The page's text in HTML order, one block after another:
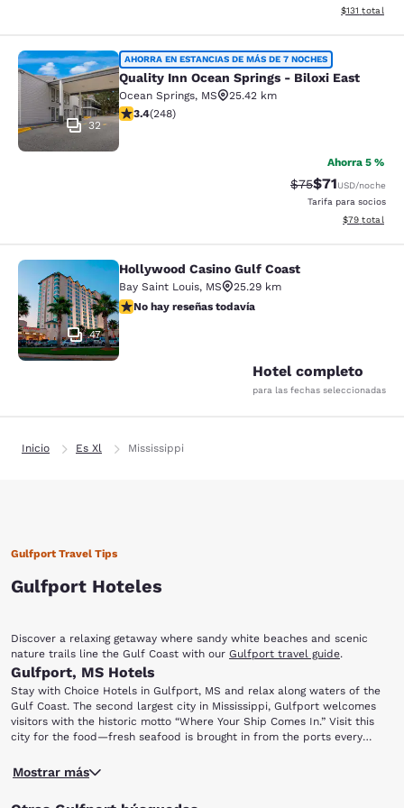
Ver detalles
$131 total
Quality Inn Ocean Springs - Biloxi
32
AHORRA EN ESTANCIAS DE MÁS DE 7 NOCHES
Quality Inn Ocean Springs - Biloxi East
Ocean Springs, MS
25.42 km
calificación de 3.41 estrellas. Bueno. 248 reseñas
3.4(248)
Ahorra 5 %
Precio tachado:
$75Precio con
$71USD/noche
Tarifa para socios
Ver detalles
$79 total
Hollywood Casino Gulf Coast
47
Hollywood Casino Gulf Coast
Bay Saint Louis, MS
25.29 km
No hay reseñas todavía
No hay reseñas todavía
Hotel completo
para las fechas seleccionadas
Inicio Es Xl Mississippi
Gulfport Travel Tips
Gulfport Hoteles
Discover a relaxing getaway where sandy white beaches and scenic
nature trails line the Gulf Coast with our Gulfport travel guide.
Gulfport, MS Hotels
Stay with Choice Hotels in Gulfport, MS and relax along waters of the
Gulf Coast. The second largest city in Mississippi, Gulfport welcomes
visitors with the historic motto “Where Your Ship Comes In.” Visit this
city for the food—fresh seafood is brought in from the ports every
our Gulfport hotels you’ll find a lot to keep you busy.
Located right off Beach Boulevard, the Lynn Meadows Discovery Center
is a great place for the kids to spend a few hours. With indoor and
Mostrar más